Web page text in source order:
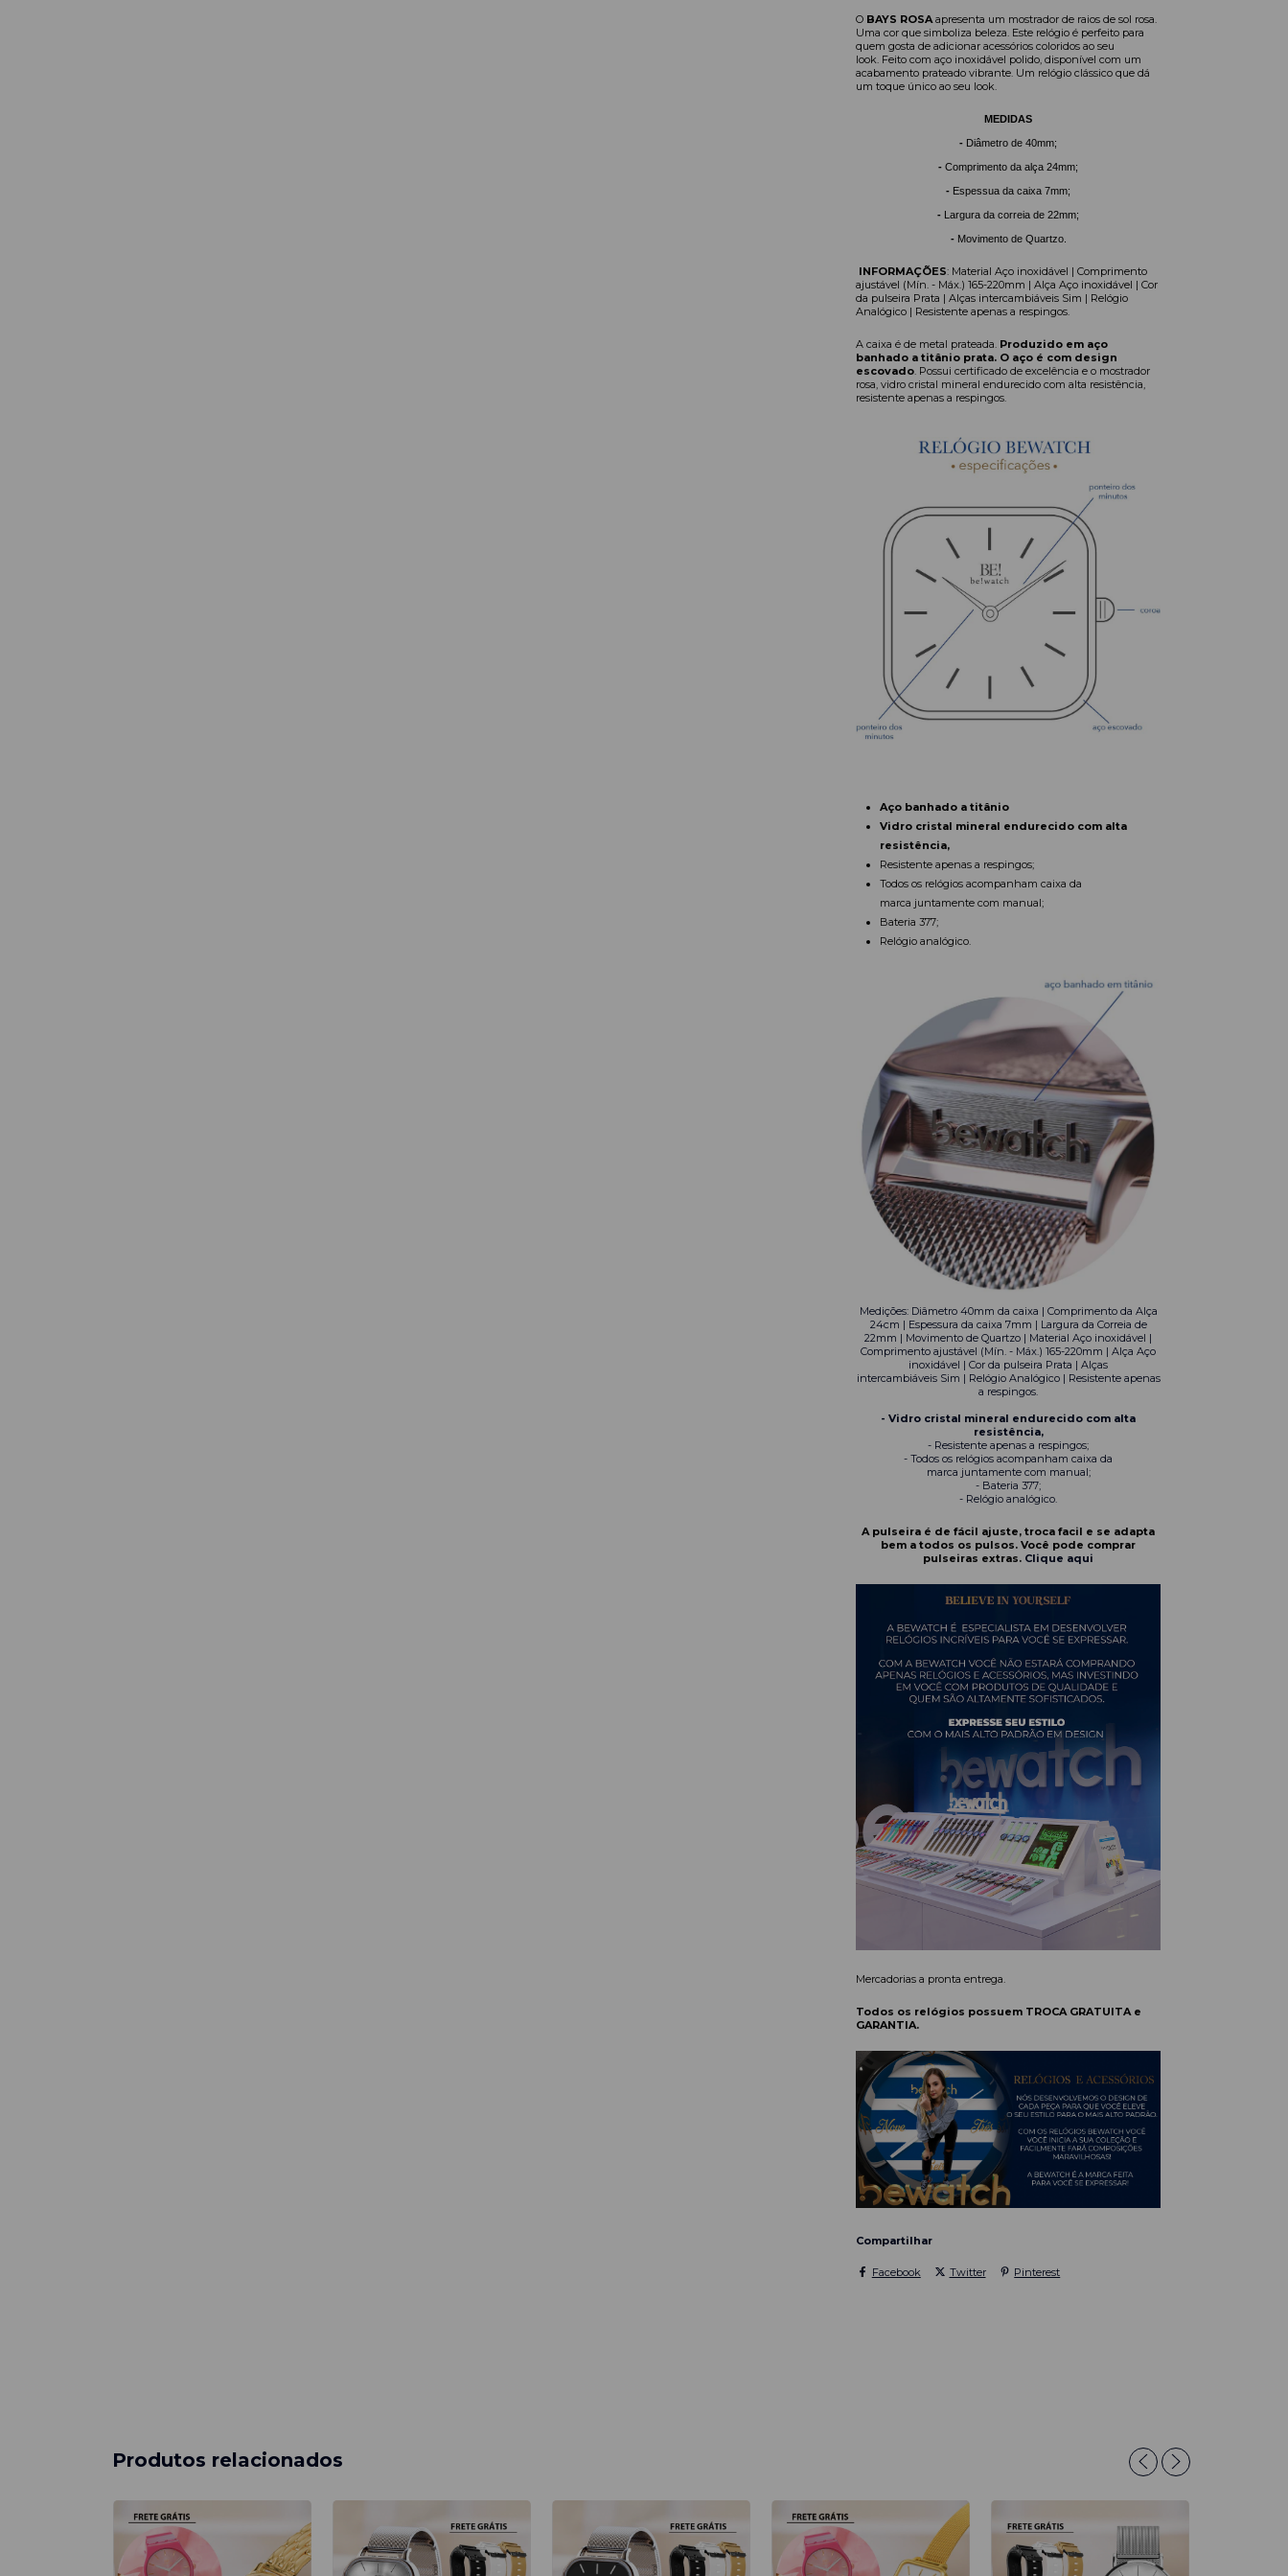
O BAYS ROSAapresenta um mostrador de raios de sol rosa.
Uma cor que simboliza beleza. Este relógio é perfeito para
quem gosta de adicionar acessórios coloridos ao seu
look. Feito com aço inoxidável polido, disponível com um
acabamento prateado vibrante. Um relógio clássico que dá
um toque único ao seu look.
MEDIDAS
- Diâmetro de 40mm;
- Comprimento da alça 24mm;
- Espessua da caixa 7mm;
- Largura da correia de 22mm;
- Movimento de Quartzo.
INFORMAÇÕES: Material Aço inoxidável | Comprimento
ajustável (Mín. - Máx.) 165-220mm | Alça Aço inoxidável | Cor
da pulseira Prata | Alças intercambiáveis Sim | Relógio
Analógico | Resistente apenas a respingos.
A caixa é de metal prateada. Produzido em aço
banhado a titânio prata. O aço é com design
escovado. Possui certificado de excelência e o mostrador
rosa, vidro cristal mineral endurecido com alta resistência,
resistente apenas a respingos.
Aço banhado a titânio
Vidro cristal mineral endurecido com alta
resistência,
Resistente apenas a respingos;
Todos os relógios acompanham caixa da
marca juntamente com manual;
Bateria 377;
Relógio analógico.
Medições: Diâmetro 40mm da caixa | Comprimento da Alça
24cm | Espessura da caixa 7mm | Largura da Correia de
22mm | Movimento de Quartzo | Material Aço inoxidável |
Comprimento ajustável (Mín. - Máx.) 165-220mm | Alça Aço
inoxidável | Cor da pulseira Prata | Alças
intercambiáveis Sim | Relógio Analógico | Resistente apenas
a respingos.
- Vidro cristal mineral endurecido com alta
resistência,
- Resistente apenas a respingos;
- Todos os relógios acompanham caixa da
marca juntamente com manual;
- Bateria 377;
- Relógio analógico.
A pulseira é de fácil ajuste, troca facil e se adapta
bem a todos os pulsos. Você pode comprar
pulseiras extras. Clique aqui
Mercadorias a pronta entrega.
Todos os relógios possuem TROCA GRATUITA e
GARANTIA.
Compartilhar
Facebook Twitter Pinterest
Produtos relacionados